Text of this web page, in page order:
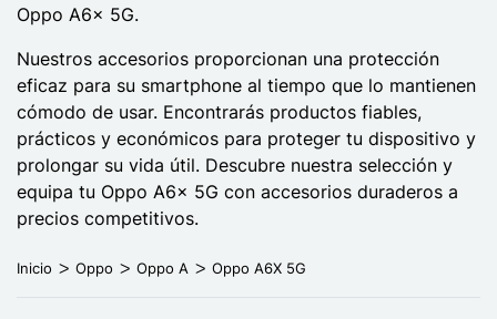
Oppo A6x 5G.
Nuestros accesorios proporcionan una protección
eficaz para su smartphone al tiempo que lo mantienen
cómodo de usar. Encontrarás productos fiables,
prácticos y económicos para proteger tu dispositivo y
prolongar su vida útil. Descubre nuestra selección y
equipa tu Oppo A6x 5G con accesorios duraderos a
precios competitivos.
Inicio Oppo Oppo A Oppo A6X 5G